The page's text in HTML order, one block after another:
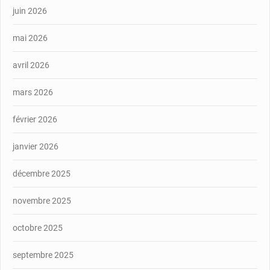
juin 2026
mai 2026
avril 2026
mars 2026
février 2026
janvier 2026
décembre 2025
novembre 2025
octobre 2025
septembre 2025